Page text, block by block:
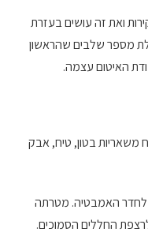
ואת זה עושים בעזרת
מספר שלבים שהראשון
האיטום עצמה.
משאריות בטון, טיח, אבק
לחדר האמבטיה. מטרתה
החללים הסמוכים.